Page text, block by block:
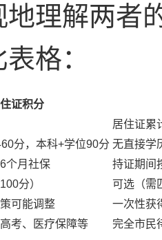
地理解两者
格：
证积分
居住证累
分，本科+学位90分 无直接学
个月社保
持证期间
分）
可选（需
可能调整
一次性获
考、医疗保障等 完全市民